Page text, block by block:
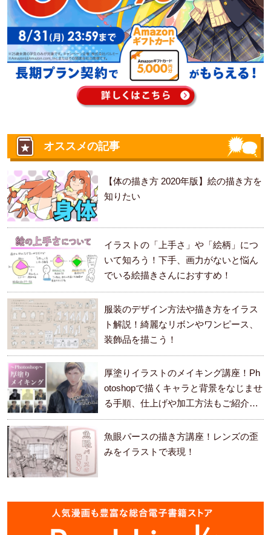
オススメの記事
【体の描き方 2020年版】絵の描き方を
知りたい
イラストの「上手さ」や「絵柄」につ
いて知ろう！下手、画力がないと悩ん
でいる絵描きさんにおすすめ！
服装のデザイン方法や描き方をイラス
ト解説！綺麗なリボンやワンピース、
装飾品を描こう！
厚塗りイラストのメイキング講座！Ph
otoshopで描くキャラと背景をなじませ
る手順、仕上げや加工方法もご紹介し
ます。
魚眼パースの描き方講座！レンズの歪
みをイラストで表現！